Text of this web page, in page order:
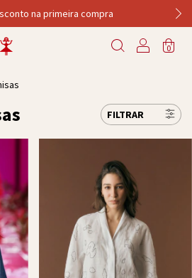
na primeira compra
0
FILTRAR